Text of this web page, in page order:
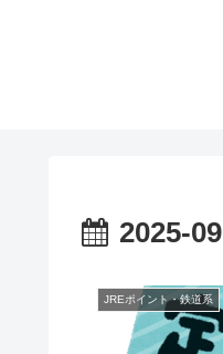
2025-09
JREポイント・鉄道系